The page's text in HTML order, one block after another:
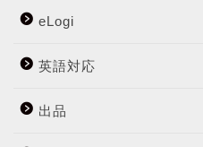
eLogi
英語対応
出品